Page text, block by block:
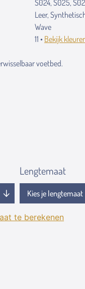
S024, S025,
Leer,
Wave
11 • Bekijk
voetbed.
Lengtemaat
te berekenen